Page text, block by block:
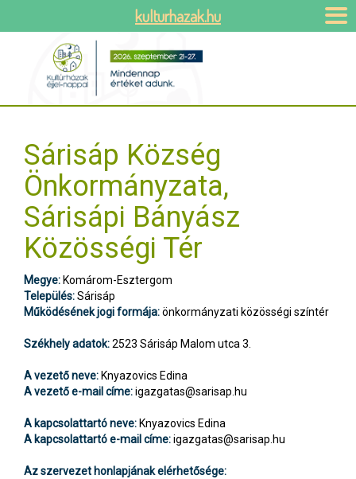
Sárisáp Község
Önkormányzata,
Sárisápi Bányász
Közösségi Tér
Megye: Komárom-Esztergom
Település:Sárisáp
Működésének jogi formája:önkormányzati közösségi színtér
Székhely adatok:2523 Sárisáp Malom utca 3.
A vezető neve: Knyazovics Edina
A vezető e-mail címe:igazgatas@sarisap.hu
A kapcsolattartó neve: Knyazovics Edina
A kapcsolattartó e-mail címe:igazgatas@sarisap.hu
Az szervezet honlapjának elérhetősége:
kulturhazak.hu